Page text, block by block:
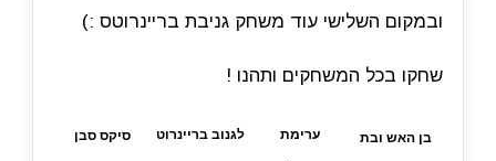
ובמקום השלישי עוד משחק גניבת בריינרוטס :)
שחקו בכל המשחקים ותהנו !
בן האש ובת ערימת לגנוב בריינרוט סיקס סבן